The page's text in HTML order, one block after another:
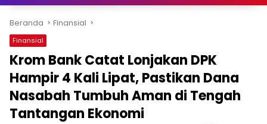
Beranda Finansial
Finansial
Krom Bank Catat Lonjakan DPK
Hampir 4 Kali Lipat, Pastikan Dana
Nasabah Tumbuh Aman di Tengah
Tantangan Ekonomi